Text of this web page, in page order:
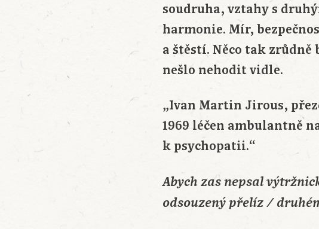
soudruha, vztahy s
harmonie. Mír,
a štěstí. Něco tak
nešlo nehodit vidle.
„Ivan Martin Jirous,
1969 léčen ambulantně
k psychopatii.“
Abych zas nepsal
odsouzený přelíz /